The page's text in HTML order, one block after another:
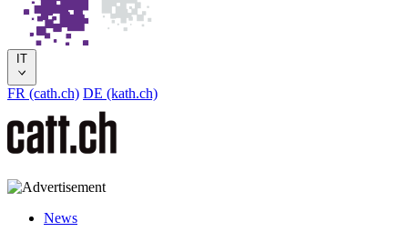
IT
FR (cath.ch) DE (kath.ch)
News